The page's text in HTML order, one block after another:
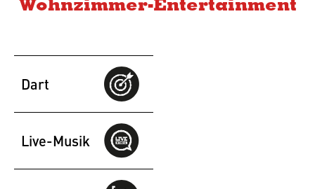
Dart
Live-Musik